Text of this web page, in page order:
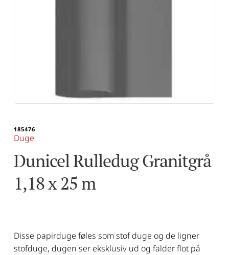
185476
Duge
Dunicel Rulledug Granitgrå
1,18 x 25 m
Disse papirduge føles som stof duge og de ligner
stofduge, dugen ser eksklusiv ud og falder flot på